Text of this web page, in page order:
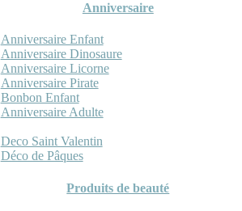
Anniversaire
Anniversaire Enfant
Anniversaire Dinosaure
Anniversaire Licorne
Anniversaire Pirate
Bonbon Enfant
Anniversaire Adulte
Deco Saint Valentin
Déco de Pâques
Produits de beauté